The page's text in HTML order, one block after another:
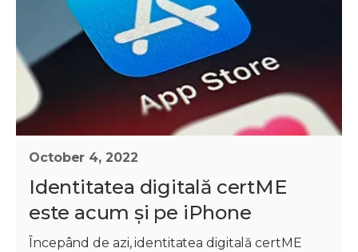
October 4, 2022
Identitatea digitală certME
este acum și pe iPhone
Începând de azi, identitatea digitală certME